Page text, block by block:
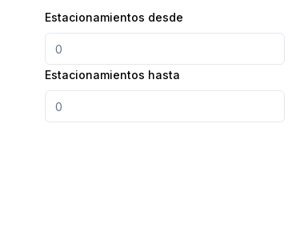
Estacionamientos desde
Estacionamientos hasta